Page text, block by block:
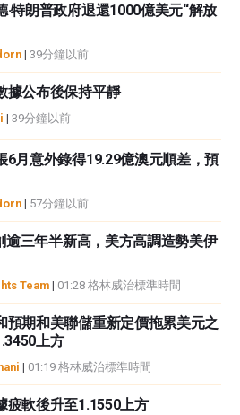
者將不承擔任何錯誤，遺漏或任何損失，傷害
起的。錯誤和遺漏除外。本文作者和
內容無意提供任何投資建議。
·特朗普政府退還1000億美元“解放
| 39分鐘以前
據公布後保持平靜
| 39分鐘以前
6月意外錄得19.29億澳元順差，預
| 57分鐘以前
逾三年半新高，美方高調造勢美伊
Team | 01:28 格林威治標準時間
預期和美聯儲重新定價拖累美元之
上方
| 01:19 格林威治標準時間
疲軟後升至1.1550上方